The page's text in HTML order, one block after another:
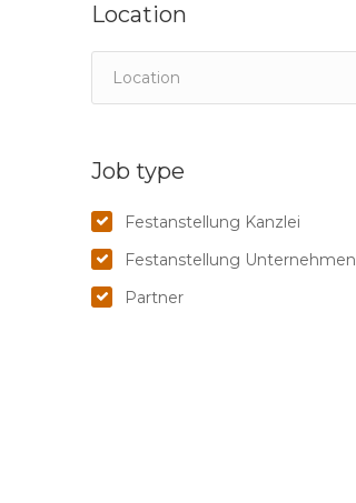
Location
Job type
Festanstellung Kanzlei
Festanstellung Unternehmen
Partner